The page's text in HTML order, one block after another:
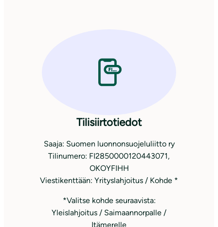
Tilisiirtotiedot
Saaja: Suomen luonnonsuojeluliitto ry
Tilinumero: FI2850000120443071,
OKOYFIHH
Viestikenttään: Yrityslahjoitus / Kohde *
*Valitse kohde seuraavista:
Yleislahjoitus / Saimaannorpalle /
Itämerelle